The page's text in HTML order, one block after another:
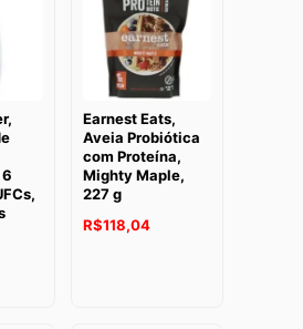
Earnest Eats,
Aveia Probiótica
com Proteína,
Mighty Maple,
227 g
R$118,04